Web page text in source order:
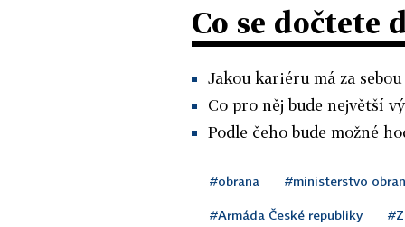
Co se dočtete
Jakou kariéru má za
Co pro něj bude největší
Podle čeho bude možné
#obrana #ministerstvo
#Armáda České republiky